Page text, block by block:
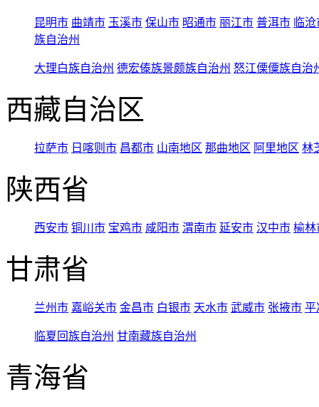
昆明市 曲靖市 玉溪市 保山市 昭通市 丽江市 普洱市 临
族自治州
大理白族自治州 德宏傣族景颇族自治州 怒江傈僳族自治
西藏自治区
拉萨市 日喀则市 昌都市 山南地区 那曲地区 阿里地区 林
陕西省
西安市 铜川市 宝鸡市 咸阳市 渭南市 延安市 汉中市 榆林
甘肃省
兰州市 嘉峪关市 金昌市 白银市 天水市 武威市 张掖市 平
临夏回族自治州 甘南藏族自治州
青海省